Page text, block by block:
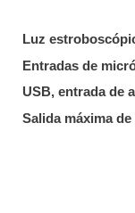
Luz
Entradas de
USB, entrada de
Salida máxima de